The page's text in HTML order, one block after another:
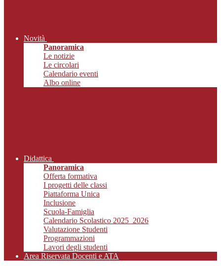
Novità
Panoramica
Le notizie
Le circolari
Calendario eventi
Albo online
Didattica
Panoramica
Offerta formativa
I progetti delle classi
Piattaforma Unica
Inclusione
Scuola-Famiglia
Calendario Scolastico 2025_2026
Valutazione Studenti
Programmazioni
Lavori degli studenti
Area Riservata Docenti e ATA